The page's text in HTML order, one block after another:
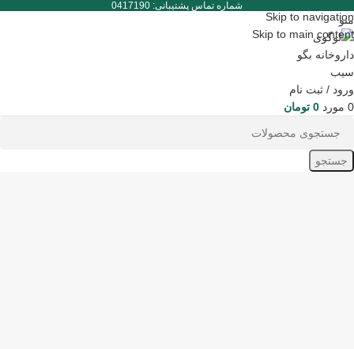
Skip to navigation
Skip to main content
شماره تماس پشتیبانی: 0417190
منو
ورود / ثبت نام
0 مورد 0 تومان
جستجو